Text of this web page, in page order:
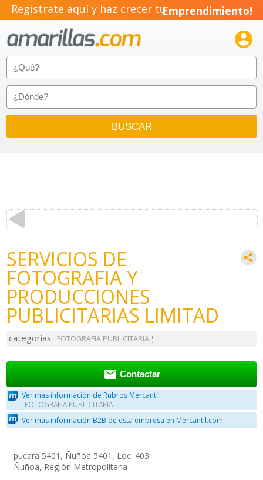
Regístrate aquí y haz crecer tuEmprendimiento!

SERVICIOS DE
FOTOGRAFIA Y
PRODUCCIONES
PUBLICITARIAS LIMITAD
categorías FOTOGRAFIA PUBLICITARIA
 Contactar
Ver mas información de Rubros Mercantil
FOTOGRAFIA PUBLICITARIA
Ver mas información B2B de esta empresa en Mercantil.com
pucara 5401, Ñuñoa 5401, Loc. 403
Ñuñoa, Región Metropolitana